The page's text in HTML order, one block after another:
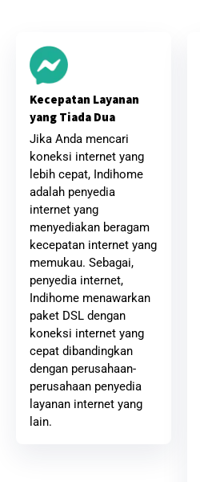
Kecepatan Layanan
yang Tiada Dua
Jika Anda mencari
koneksi internet yang
lebih cepat, Indihome
adalah penyedia
internet yang
menyediakan beragam
kecepatan internet yang
memukau. Sebagai,
penyedia internet,
Indihome menawarkan
paket DSL dengan
koneksi internet yang
cepat dibandingkan
dengan perusahaan-
perusahaan penyedia
layanan internet yang
lain.